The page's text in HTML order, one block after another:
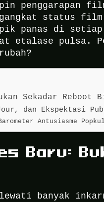
penggarapan
status
panas di
etalase pulsa.
Sekadar Reboot
dan Ekspektasi
Antusiasme
Baru:
banyak